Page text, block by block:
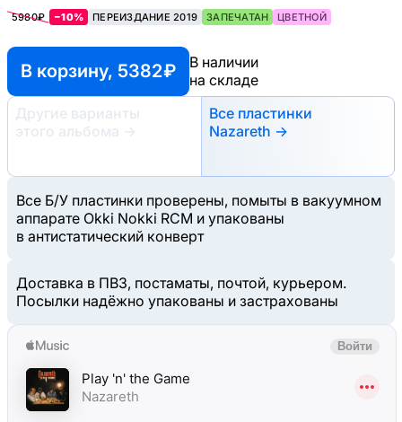
5980₽ −10% ПЕРЕИЗДАНИЕ 2019 ЗАПЕЧАТАН ЦВЕТНОЙ
В корзину, 5382 ₽
В наличии
на складе
Другие варианты
этого альбома
→
Все пластинки
Nazareth →
Все Б/У пластинки проверены, помыты в вакуумном
аппарате Okki Nokki RCM и упакованы
в антистатический конверт
Доставка в ПВЗ, постаматы, почтой, курьером.
Посылки надёжно упакованы и застрахованы